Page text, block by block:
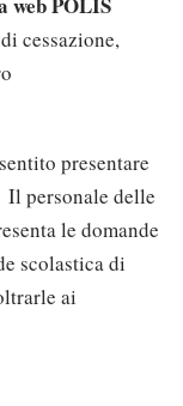
cessazione,
presentare
personale delle
le domande
scolastica di
ai